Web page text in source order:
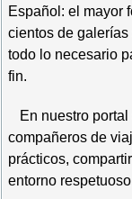
Español: el mayor
cientos de
todo lo necesario
fin.
En nuestro
compañeros de
prácticos,
entorno